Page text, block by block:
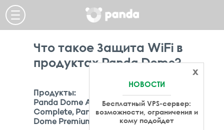
x
НОВОСТИ
Бесплатный VPS-сервер:
возможности, ограничения и
кому подойдет
Что такое Защита WiFi в
продуктах Panda Dome?
Продукты:
Panda Dome Advanced, Panda Dome
Complete, Panda Dome Essential, Panda
Dome Premium,